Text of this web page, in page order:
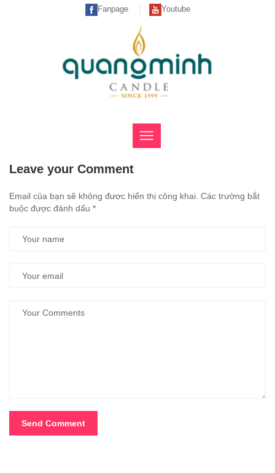
Fanpage Youtube
Leave your Comment
Email của bạn sẽ không được hiển thị công khai. Các trường bắt
buộc được đánh dấu *